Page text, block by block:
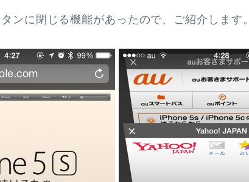
ンに閉じる機能があったので、ご紹介します。